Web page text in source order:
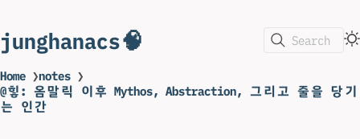
junghanacs🧠 Search
Home ❯notes ❯
@힣: 옴말릭 이후 Mythos, Abstraction, 그리고 줄을 당기
는 인간